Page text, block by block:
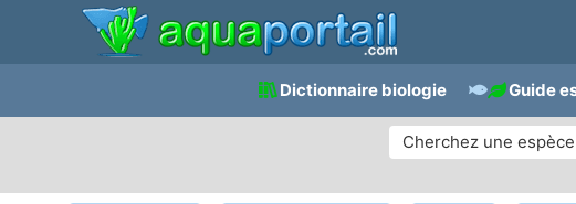
Dictionnaire biologie Guide